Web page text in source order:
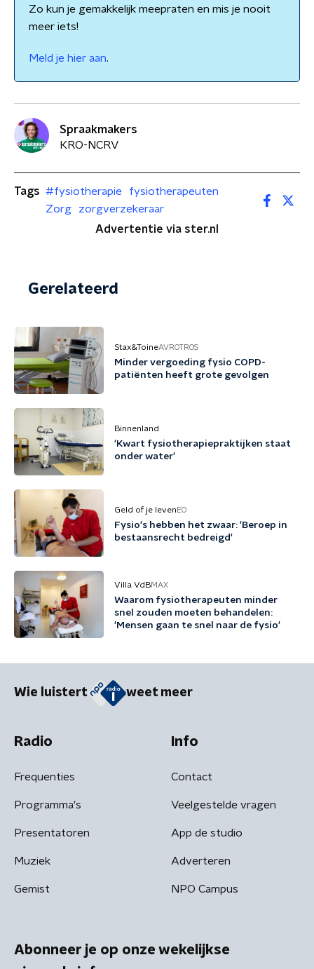
Zo kun je gemakkelijk meepraten en mis je nooit
meer iets!
Meld je hier aan.
Spraakmakers
KRO-NCRV
Tags #fysiotherapie
fysiotherapeuten
Zorg
zorgverzekeraar
Advertentie via ster.nl
Gerelateerd
Stax&ToineAVROTROS
Minder vergoeding fysio COPD-
patiënten heeft grote gevolgen
Binnenland
'Kwart fysiotherapiepraktijken staat
onder water'
Geld of je leven EO
Fysio's hebben het zwaar: 'Beroep in
bestaansrecht bedreigd'
Villa VdBMAX
Waarom fysiotherapeuten minder
snel zouden moeten behandelen:
'Mensen gaan te snel naar de fysio'
Wie luistert weet meer
Radio
Frequenties
Programma's
Presentatoren
Muziek
Gemist
Info
Contact
Veelgestelde vragen
App de studio
Adverteren
NPO Campus
Abonneer je op onze wekelijkse